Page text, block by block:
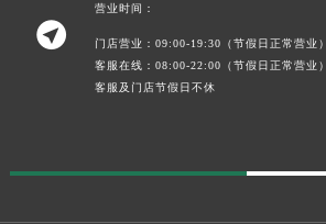

营业时间：
门店营业：09:00-19:30（节假日正常营业）
客服在线：08:00-22:00（节假日正常营业）
客服及门店节假日不休